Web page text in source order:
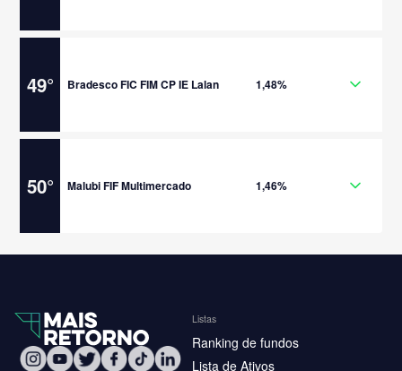
49° Bradesco FIC FIM CP IE Lalan 1,48%
50° Malubi FIF Multimercado 1,46%
Listas
Ranking de fundos
Lista de Ativos